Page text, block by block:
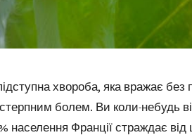
хвороба, яка вражає
болем. Ви коли-небудь
населення Франції страждає